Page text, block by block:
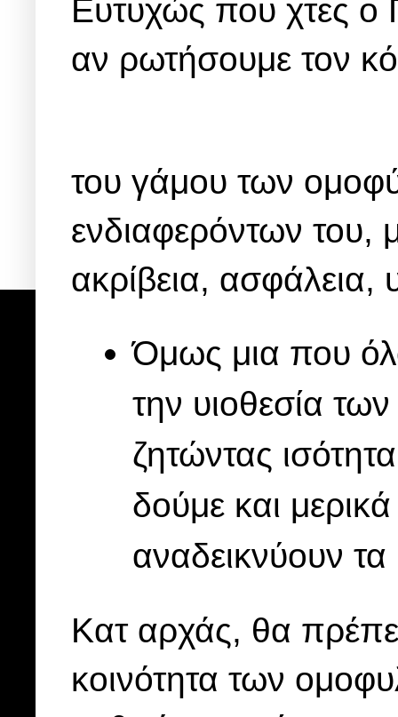
Ευτυχώς που χτες ο
αν ρωτήσουμε τον
του γάμου των
ενδιαφερόντων του,
ακρίβεια, ασφάλεια,
Όμως μια που
την υιοθεσία
ζητώντας
δούμε και
αναδεικνύουν
Κατ αρχάς, θα
κοινότητα των